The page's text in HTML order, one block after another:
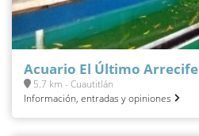
Acuario El Último Arrecife
5.7 km - Cuautitlán
Información, entradas y opiniones